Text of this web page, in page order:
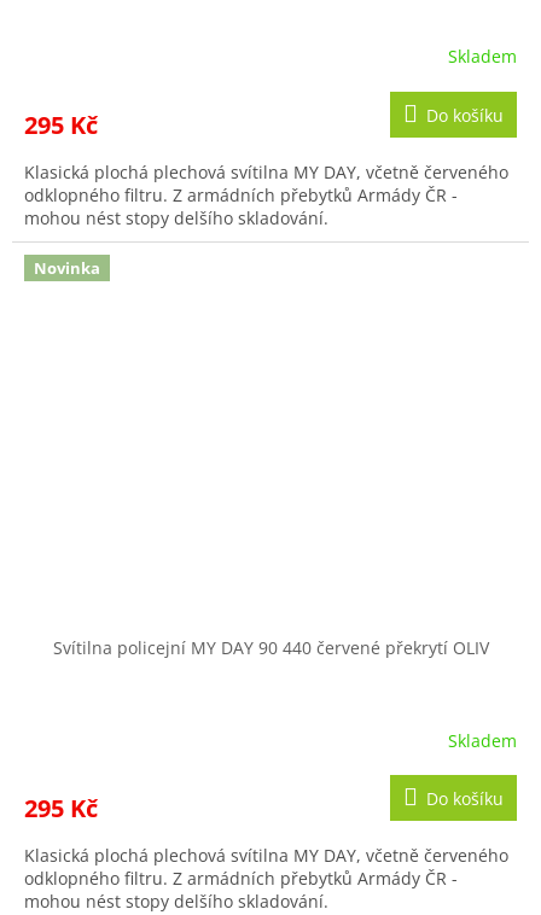
Skladem
295 Kč Do košíku
Klasická plochá plechová svítilna MY DAY, včetně červeného
odklopného filtru. Z armádních přebytků Armády ČR -
mohou nést stopy delšího skladování.
Novinka
Svítilna policejní MY DAY 90 440 červené překrytí OLIV
Skladem
295 Kč Do košíku
Klasická plochá plechová svítilna MY DAY, včetně červeného
odklopného filtru. Z armádních přebytků Armády ČR -
mohou nést stopy delšího skladování.